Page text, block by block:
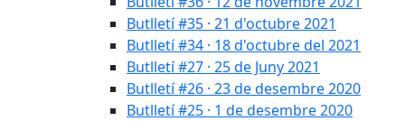
Butlletí #35 · 21 d'octubre 2021
Butlletí #34 · 18 d'octubre del 2021
Butlletí #27 · 25 de Juny 2021
Butlletí #26 · 23 de desembre 2020
Butlletí #25 · 1 de desembre 2020